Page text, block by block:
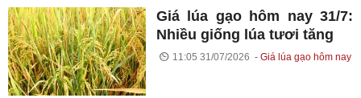
Giá lúa gạo hôm nay 31/7:
Nhiều giống lúa tươi tăng
11:05 31/07/2026 Giá lúa gạo hôm nay